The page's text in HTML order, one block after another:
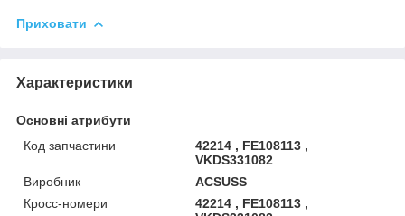
Приховати
Характеристики
Основні атрибути
Код запчастини
42214 , FE108113 ,
VKDS331082
Виробник
ACSUSS
Кросс-номери
42214 , FE108113 ,